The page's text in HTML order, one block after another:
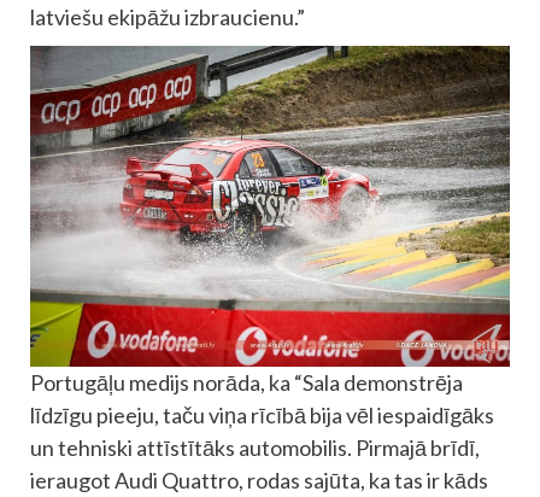
latviešu ekipāžu izbraucienu.”
Portugāļu medijs norāda, ka “Sala demonstrēja
līdzīgu pieeju, taču viņa rīcībā bija vēl iespaidīgāks
un tehniski attīstītāks automobilis. Pirmajā brīdī,
ieraugot Audi Quattro, rodas sajūta, ka tas ir kāds